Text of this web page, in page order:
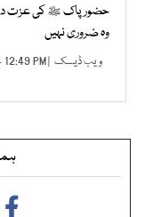
حضور پاک ﷺ کی عزت
وہ ضروری نہیں
ویب ڈیسک | NOV 21, 2024 12:49 PM |